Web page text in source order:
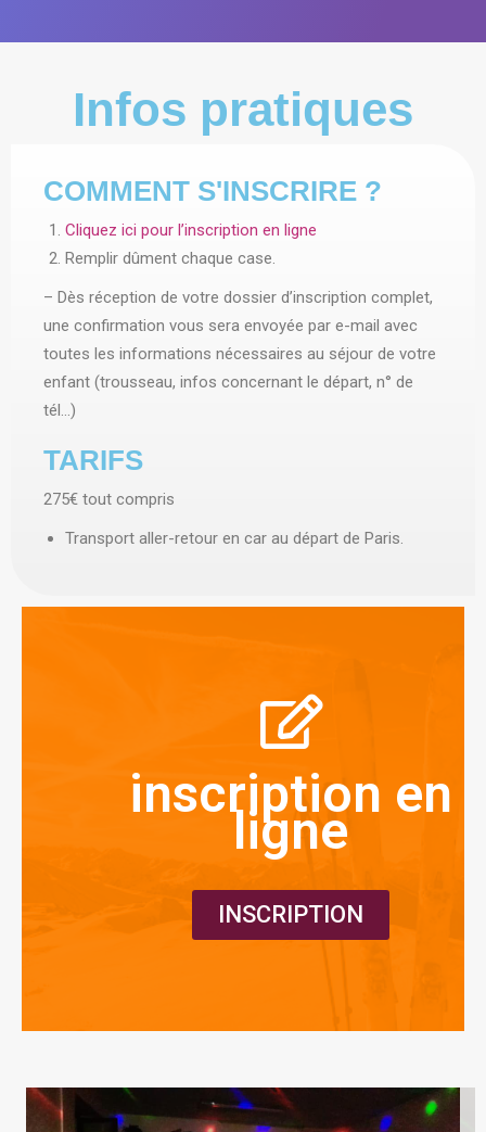
Infos pratiques
COMMENT S'INSCRIRE ?
Cliquez ici pour l’inscription en ligne
Remplir dûment chaque case.
– Dès réception de votre dossier d’inscription complet,
une confirmation vous sera envoyée par e-mail avec
toutes les informations nécessaires au séjour de votre
enfant (trousseau, infos concernant le départ, n° de
tél…)
TARIFS
275€ tout compris
Transport aller-retour en car au départ de Paris.
inscription en
ligne
INSCRIPTION